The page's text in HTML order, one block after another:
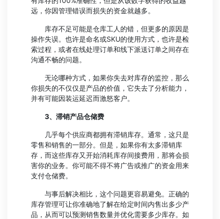
远，你因管理错误而损失的资金就越多。
库存不足可能是仓库工人的错，但更多的原因是
操作失误。也许是命名或SKU的使用方式，也许是检
索过程，或者在线处理订单和线下派送订单之间存在
沟通不畅的问题。
无论哪种方式，如果你失去对库存的监控，那么
你损失的不仅仅是产品的价值，它失去了分析能力，
并有可能因装运延迟而激怒客户。
3、滞销产品仓储费
几乎每个供应商都拥有滞销库存。通常，这只是
零售和销售的一部分。但是，如果你有太多滞销库
存，而这些库存又开始消耗库存间接费用，那将会损
害你的业务。你可能不得不将广告或推广的资金用来
支付仓储费。
与事后解决相比，这个问题更容易避免。正确的
库存管理可让你准确地了解在给定时间内售出多少产
品，从而可以预测销售数量并优化需要多少库存。如